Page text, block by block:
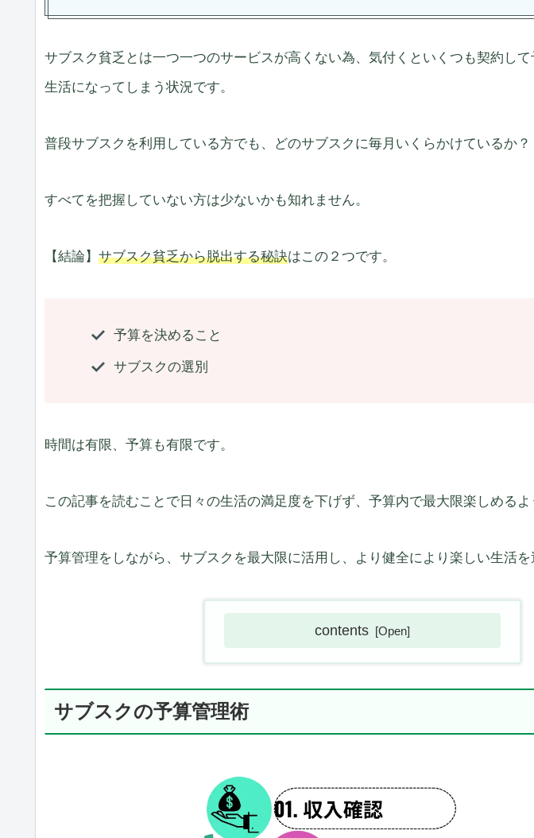
サブスク貧乏とは一つ一つのサービスが高くない為、気付くといくつも契約し
生活になってしまう状況です。
普段サブスクを利用している方でも、どのサブスクに毎月いくらかけているか？
すべてを把握していない方は少ないかも知れません。
【結論】 サブスク貧乏から脱出する秘訣はこの２つです。
予算を決めること
サブスクの選別
時間は有限、予算も有限です。
この記事を読むことで日々の生活の満足度を下げず、予算内で最大限楽しめるよ
予算管理をしながら、サブスクを最大限に活用し、より健全により楽しい生活を
contents
サブスクの予算管理術